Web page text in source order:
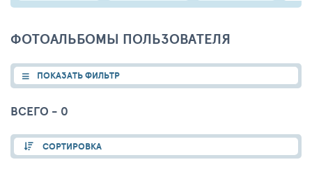
ФОТОАЛЬБОМЫ ПОЛЬЗОВАТЕЛЯ
ПОКАЗАТЬ ФИЛЬТР
ВСЕГО - 0
СОРТИРОВКА